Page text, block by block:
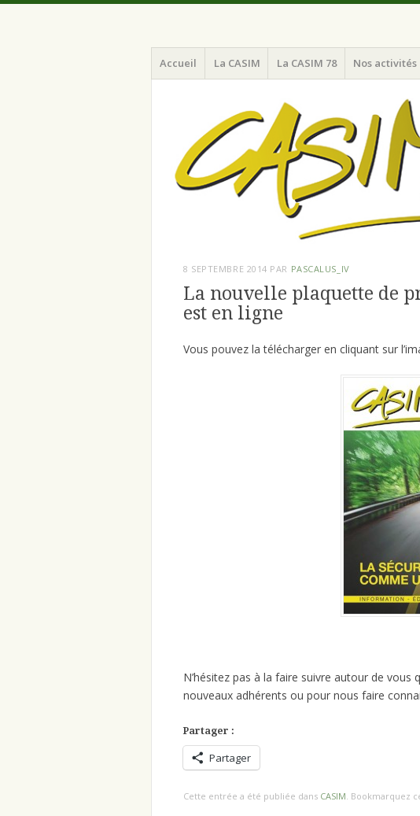
CASIM 78
Chaine d'Amitié pour la Sécurité et l'Information
Menu
Aller
au
Accueil La CASIM La CASIM 78 Nos activités
8 SEPTEMBRE 2014 PAR PASCALUS_IV
La nouvelle plaquette de
est en ligne
Vous pouvez la télécharger en cliquant sur
N’hésitez pas à la faire suivre autour de
nouveaux adhérents ou pour nous faire
Partager :
Partager
Cette entrée a été publiée dans CASIM. Bookmarquez